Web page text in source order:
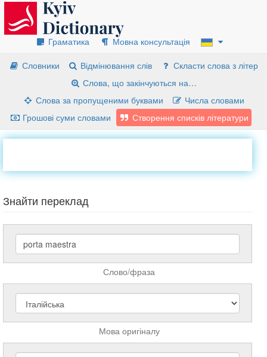
Граматика
Мовна консультація
Словники
Відмінювання слів
Скласти слова з літер
Слова, що закінчуються на…
Слова за пропущеними буквами
Числа словами
Грошові суми словами
Створення списків літератури
Знайти переклад
Слово/фраза
Мова оригіналу